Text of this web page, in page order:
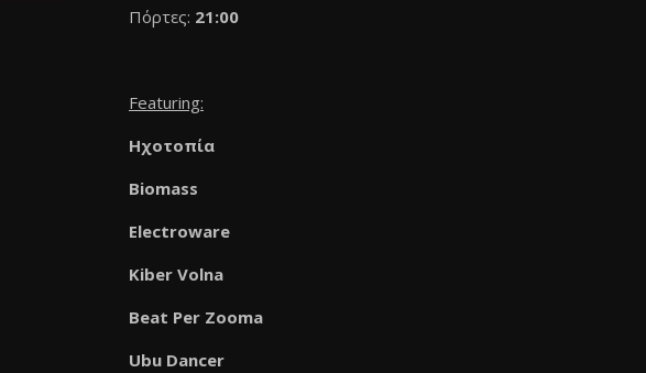
Πόρτες: 21:00
Featuring:
Ηχοτοπία
Biomass
Electroware
Kiber Volna
Beat Per Zooma
Ubu Dancer